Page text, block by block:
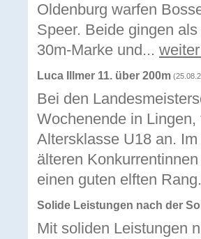
Oldenburg warfen
Speer. Beide gingen
30m-Marke und...
Luca Illmer 11. über 200m
Bei den
Wochenende in
Altersklasse U18 an.
älteren
einen guten elften Rang.
Solide Leistungen nach der
Mit soliden Leistungen